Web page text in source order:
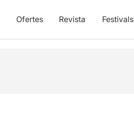
Ofertes Revista Festivals